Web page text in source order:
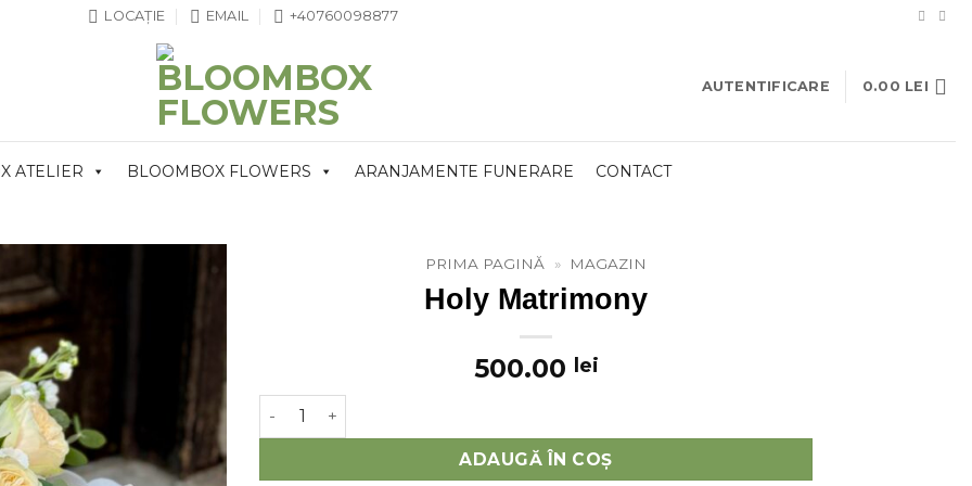
LOCAȚIE EMAIL +40760098877
AUTENTIFICARE 0.00 LEI
ATELIER BLOOMBOX FLOWERS ARANJAMENTE FUNERARE CONTACT
PRIMA PAGINĂ » MAGAZIN
Holy Matrimony
500.00 lei
Cantitate Holy Matrimony
ADAUGĂ ÎN COȘ